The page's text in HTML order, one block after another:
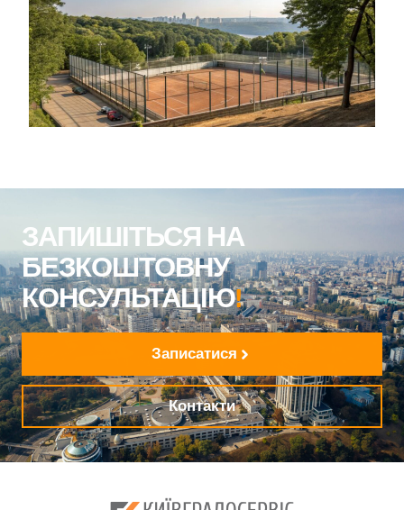
ЗАПИШІТЬСЯ НА
БЕЗКОШТОВНУ
КОНСУЛЬТАЦІЮ!
Записатися
Контакти